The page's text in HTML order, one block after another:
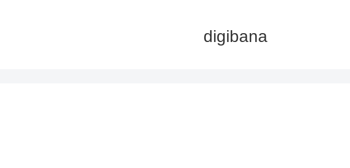
digibana